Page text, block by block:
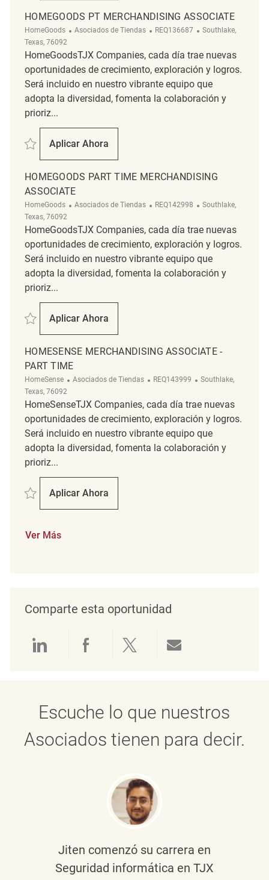
HOMEGOODS PT MERCHANDISING ASSOCIATE
HomeGoods Categoría
Asociados de Tiendas ReqId
REQ136687 Ubicación
Southlake,
Texas, 76092
HomeGoodsTJX Companies, cada día trae nuevas
oportunidades de crecimiento, exploración y logros.
Será incluido en nuestro vibrante equipo que
adopta la diversidad, fomenta la colaboración y
prioriz...
Salvar HomeGoods PT Merchandising Associate REQ136687
Aplicar Ahora
HomeGoods PT Merchandising Associate
HOMEGOODS PART TIME MERCHANDISING
ASSOCIATE
HomeGoods Categoría
Asociados de Tiendas ReqId
REQ142998 Ubicación
Southlake,
Texas, 76092
HomeGoodsTJX Companies, cada día trae nuevas
oportunidades de crecimiento, exploración y logros.
Será incluido en nuestro vibrante equipo que
adopta la diversidad, fomenta la colaboración y
prioriz...
Salvar HomeGoods Part Time Merchandising Associate REQ142998
Aplicar Ahora
HomeGoods Part Time Merchandising
HOMESENSE MERCHANDISING ASSOCIATE -
PART TIME
HomeSense Categoría
Asociados de Tiendas ReqId
REQ143999 Ubicación
Southlake,
Texas, 76092
HomeSenseTJX Companies, cada día trae nuevas
oportunidades de crecimiento, exploración y logros.
Será incluido en nuestro vibrante equipo que
adopta la diversidad, fomenta la colaboración y
prioriz...
Salvar Homesense Merchandising Associate - Part Time REQ143999
Aplicar Ahora
Homesense Merchandising Associate -
Ver Más
Comparte esta oportunidad
Compartir a través de LinkedIn
Compartir a través de
Compartir a través
Escuche lo que nuestros
Asociados tienen para decir.
Jiten comenzó su carrera en
Seguridad informática en TJX